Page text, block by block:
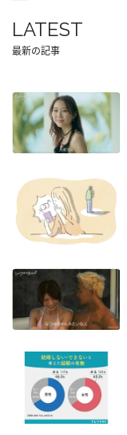
LATEST
最新の記事